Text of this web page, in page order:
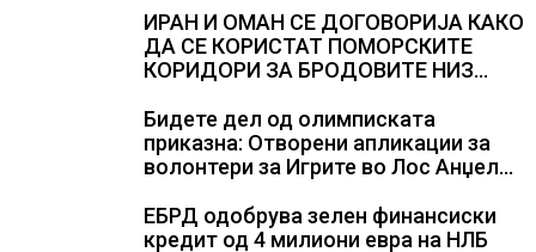
ИРАН И ОМАН СЕ ДОГОВОРИЈА КАКО
ДА СЕ КОРИСТАТ ПОМОРСКИТЕ
КОРИДОРИ ЗА БРОДОВИТЕ НИЗ
Бидете дел од олимписката
приказна: Отворени апликации за
волонтери за Игрите во Лос Анџелес
ЕБРД одобрува зелен финансиски
кредит од 4 милиони евра на НЛБ